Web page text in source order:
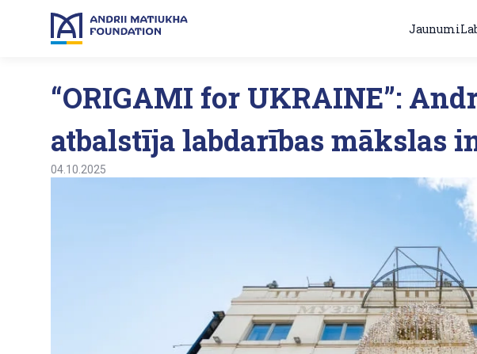
Jaunumi
“ORIGAMI for UKRAINE”:
atbalstīja labdarības mākslas
04.10.2025